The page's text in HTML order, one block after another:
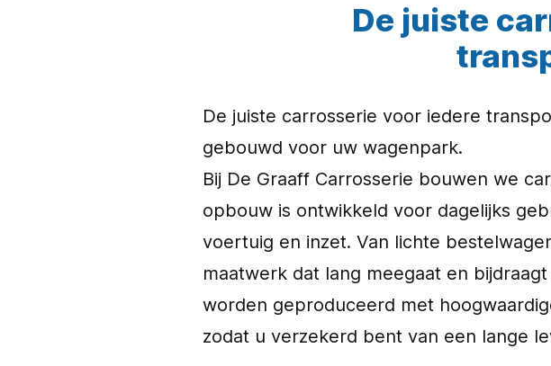
De juiste
De juiste carrosserie voor iedere
gebouwd voor uw wagenpark.
Bij De Graaff Carrosserie bouwen we
opbouw is ontwikkeld voor dagelijks
voertuig en inzet. Van lichte
maatwerk dat lang meegaat en
worden geproduceerd met
zodat u verzekerd bent van een lange